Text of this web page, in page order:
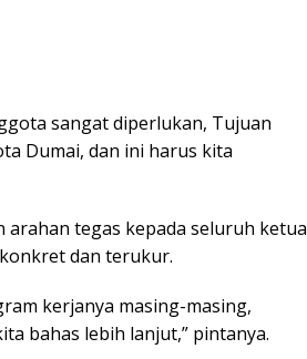
sangat diperlukan, Tujuan
Dumai, dan ini harus kita
arahan tegas kepada seluruh ketua
dan terukur.
kerjanya masing-masing,
bahas lebih lanjut,” pintanya.